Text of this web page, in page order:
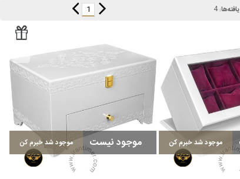
4
1
موجود شد خبرم کن موجود نیست موجود شد خبرم کن